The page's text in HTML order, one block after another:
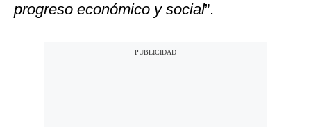
progreso económico y social”.